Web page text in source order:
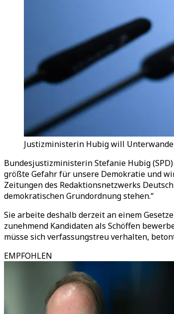
Justizministerin Hubig will
Bundesjustizministerin Stefanie Hubig
größte Gefahr für unsere Demokratie und
Zeitungen des Redaktionsnetzwerks
demokratischen Grundordnung stehen.“
Sie arbeite deshalb derzeit an einem
zunehmend Kandidaten als Schöffen
müsse sich verfassungstreu verhalten,
EMPFOHLEN